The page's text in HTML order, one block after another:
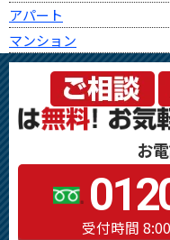
アパート
マンション
お
受付時間